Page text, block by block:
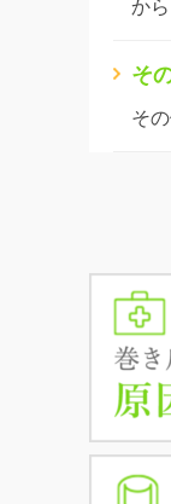
から
そ
そ